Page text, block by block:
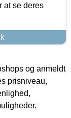
at se deres
og anmeldt
prisniveau,